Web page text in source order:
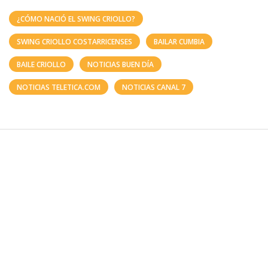
¿CÓMO NACIÓ EL SWING CRIOLLO?
SWING CRIOLLO COSTARRICENSES BAILAR CUMBIA
BAILE CRIOLLO NOTICIAS BUEN DÍA
NOTICIAS TELETICA.COM NOTICIAS CANAL 7